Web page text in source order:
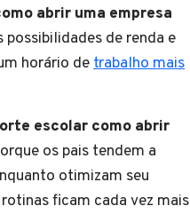
abrir uma empresa
de renda e
horário de trabalho mais
escolar como abrir
os pais tendem a
otimizam seu
ficam cada vez mais